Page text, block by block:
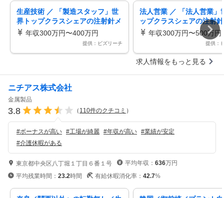
生産技術 ／ 「製造スタッフ」世
界トップクラスシェアの注射針メ
ーカー土日祝休み／年間休日126
年収300万円〜400万円
提供：ビズリーチ
法人営業 ／ 「法人営業」
ップクラスシェアの注射
ー土日祝休み／年間休日
転勤なし〜世界トップク
える〜
年収300万円〜500万円
提供：
求人情報をもっと見る
ニチアス株式会社
金属製品
3.8 （ 110件のクチコミ ）
#ボーナスが高い #工場が綺麗 #年収が高い #業績が安定
#介護休暇がある
東京都中央区八丁堀１丁目６番１号 平均年収： 636万円
平均残業時間： 23.2時間 有給休暇消化率： 42.7%